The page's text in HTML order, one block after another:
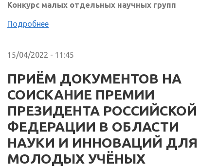
Конкурс малых отдельных научных групп
Подробнее
15/04/2022 - 11:45
ПРИЁМ ДОКУМЕНТОВ НА
СОИСКАНИЕ ПРЕМИИ
ПРЕЗИДЕНТА РОССИЙСКОЙ
ФЕДЕРАЦИИ В ОБЛАСТИ
НАУКИ И ИННОВАЦИЙ ДЛЯ
МОЛОДЫХ УЧЁНЫХ